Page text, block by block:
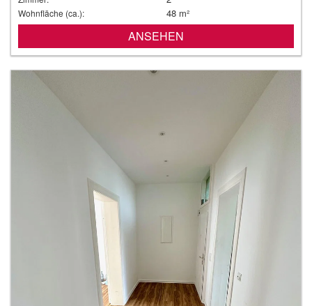
Wohnfläche (ca.): 48 m²
ANSEHEN